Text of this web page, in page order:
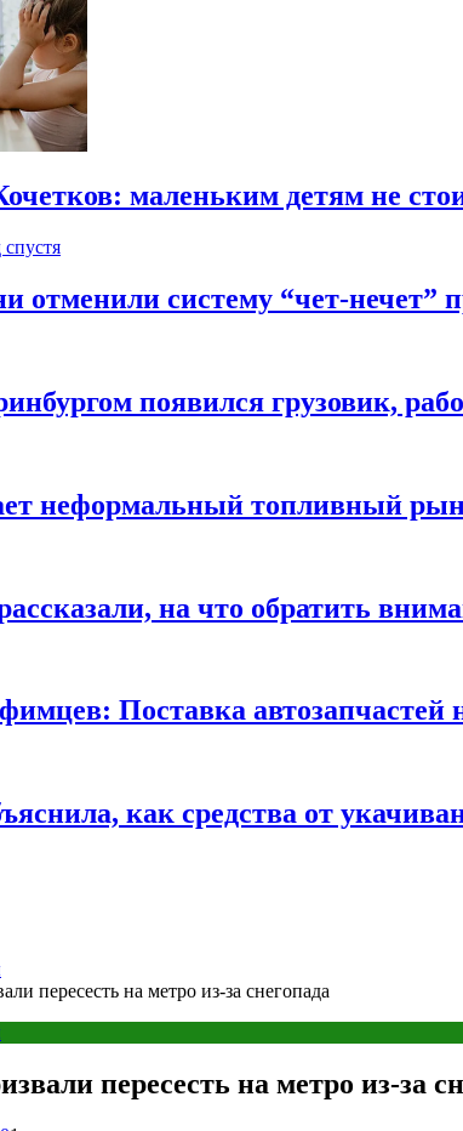
маленьким детям не
спустя
отменили систему “чет-нечет”
появился грузовик,
неформальный топливный
на что обратить
Поставка автозапчастей
как средства от
пересесть на метро из-за снегопада
пересесть на метро из-за